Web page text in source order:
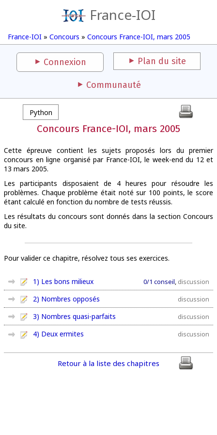
France-IOI
France-IOI » Concours » Concours France-IOI, mars 2005
Connexion Plan du site
Communauté
Python
Concours France-IOI, mars 2005
Cette épreuve contient les sujets proposés lors du premier
concours en ligne organisé par France-IOI, le week-end du 12 et
13 mars 2005.
Les participants disposaient de 4 heures pour résoudre les
problèmes. Chaque problème était noté sur 100 points, le score
étant calculé en fonction du nombre de tests réussis.
Les résultats du concours sont donnés dans la section Concours
du site.
Pour valider ce chapitre, résolvez tous ses exercices.
1) Les bons milieux 0/1 conseil, discussion
2) Nombres opposés discussion
3) Nombres quasi-parfaits discussion
4) Deux ermites discussion
Retour à la liste des chapitres